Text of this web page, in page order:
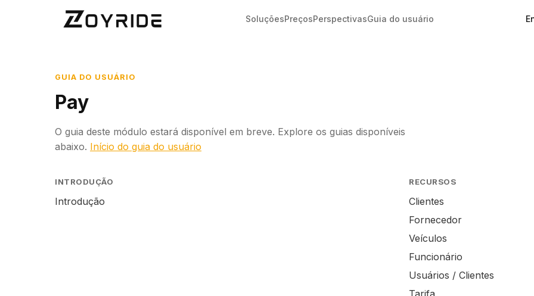
SoluçõesPreçosPerspectivasGuia do usuário
GUIA DO USUÁRIO
Pay
O guia deste módulo estará disponível em breve. Explore os guias disponíveis
abaixo. Início do guia do usuário
INTRODUÇÃO
Introdução
RECURSOS
Clientes
Fornecedor
Veículos
Funcionário
Usuários / Clientes
Tarifa